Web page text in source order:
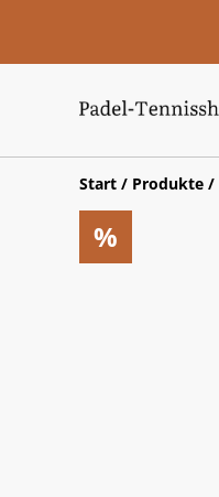
Start / Produkte /
%